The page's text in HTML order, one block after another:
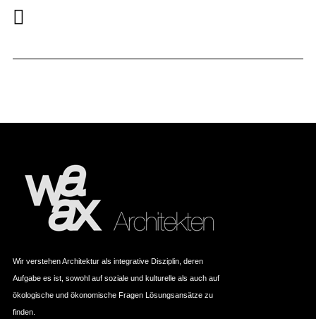
Wir verstehen Architektur als integrative Disziplin, deren
Aufgabe es ist, sowohl auf soziale und kulturelle als auch auf
ökologische und ökonomische Fragen Lösungsansätze zu
finden.